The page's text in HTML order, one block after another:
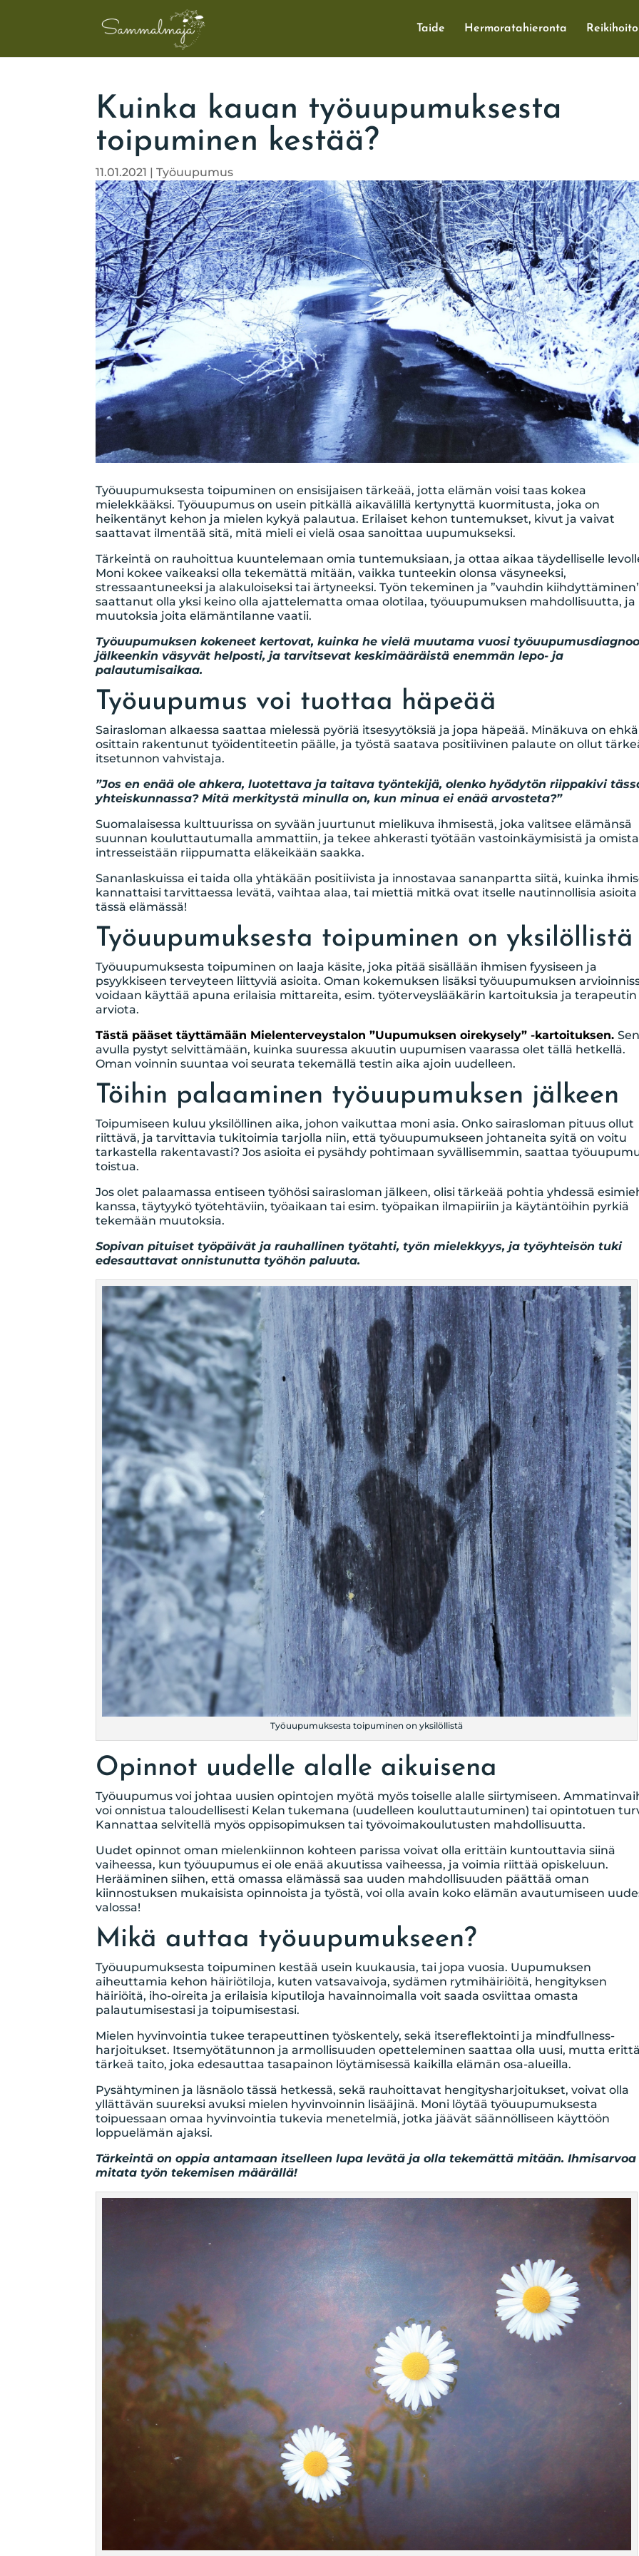
Taide Hermoratahieronta Reikihoito
Kuinka kauan työuupumuksesta
toipuminen kestää?
11.01.2021 |Työuupumus
Työuupumuksesta toipuminen on ensisijaisen tärkeää, jotta elämän voisi taas kokea
mielekkääksi. Työuupumus on usein pitkällä aikavälillä kertynyttä kuormitusta, joka on
heikentänyt kehon ja mielen kykyä palautua. Erilaiset kehon tuntemukset, kivut ja vaivat
saattavat ilmentää sitä, mitä mieli ei vielä osaa sanoittaa uupumukseksi.
Tärkeintä on rauhoittua kuuntelemaan omia tuntemuksiaan, ja ottaa aikaa täydelliselle
Moni kokee vaikeaksi olla tekemättä mitään, vaikka tunteekin olonsa väsyneeksi,
stressaantuneeksi ja alakuloiseksi tai ärtyneeksi. Työn tekeminen ja ”vauhdin
saattanut olla yksi keino olla ajattelematta omaa olotilaa, työuupumuksen mahdollisuutta, ja
muutoksia joita elämäntilanne vaatii.
Työuupumuksen kokeneet kertovat, kuinka he vielä muutama vuosi
jälkeenkin väsyvät helposti, ja tarvitsevat keskimääräistä enemmän lepo- ja
palautumisaikaa.
Työuupumus voi tuottaa häpeää
Sairasloman alkaessa saattaa mielessä pyöriä itsesyytöksiä ja jopa häpeää. Minäkuva on ehkä
osittain rakentunut työidentiteetin päälle, ja työstä saatava positiivinen palaute on ollut
itsetunnon vahvistaja.
”Jos en enää ole ahkera, luotettava ja taitava työntekijä, olenko hyödytön riippakivi
yhteiskunnassa? Mitä merkitystä minulla on, kun minua ei enää arvosteta?”
Suomalaisessa kulttuurissa on syvään juurtunut mielikuva ihmisestä, joka valitsee elämänsä
suunnan kouluttautumalla ammattiin, ja tekee ahkerasti työtään vastoinkäymisistä ja omista
intresseistään riippumatta eläkeikään saakka.
Sananlaskuissa ei taida olla yhtäkään positiivista ja innostavaa sananpartta siitä, kuinka
kannattaisi tarvittaessa levätä, vaihtaa alaa, tai miettiä mitkä ovat itselle nautinnollisia asioita
tässä elämässä!
Työuupumuksesta toipuminen on yksilöllistä
Työuupumuksesta toipuminen on laaja käsite, joka pitää sisällään ihmisen fyysiseen ja
psyykkiseen terveyteen liittyviä asioita. Oman kokemuksen lisäksi työuupumuksen
voidaan käyttää apuna erilaisia mittareita, esim. työterveyslääkärin kartoituksia ja terapeutin
arviota.
Tästä pääset täyttämään Mielenterveystalon ”Uupumuksen oirekysely” -kartoituksen. Sen
avulla pystyt selvittämään, kuinka suuressa akuutin uupumisen vaarassa olet tällä hetkellä.
Oman voinnin suuntaa voi seurata tekemällä testin aika ajoin uudelleen.
Töihin palaaminen työuupumuksen jälkeen
Toipumiseen kuluu yksilöllinen aika, johon vaikuttaa moni asia. Onko sairasloman pituus ollut
riittävä, ja tarvittavia tukitoimia tarjolla niin, että työuupumukseen johtaneita syitä on voitu
tarkastella rakentavasti? Jos asioita ei pysähdy pohtimaan syvällisemmin, saattaa
toistua.
Jos olet palaamassa entiseen työhösi sairasloman jälkeen, olisi tärkeää pohtia yhdessä
kanssa, täytyykö työtehtäviin, työaikaan tai esim. työpaikan ilmapiiriin ja käytäntöihin pyrkiä
tekemään muutoksia.
Sopivan pituiset työpäivät ja rauhallinen työtahti, työn mielekkyys, ja työyhteisön tuki
edesauttavat onnistunutta työhön paluuta.
Työuupumuksesta toipuminen on yksilöllistä
Opinnot uudelle alalle aikuisena
Työuupumus voi johtaa uusien opintojen myötä myös toiselle alalle siirtymiseen.
voi onnistua taloudellisesti Kelan tukemana (uudelleen kouluttautuminen) tai opintotuen
Kannattaa selvitellä myös oppisopimuksen tai työvoimakoulutusten mahdollisuutta.
Uudet opinnot oman mielenkiinnon kohteen parissa voivat olla erittäin kuntouttavia siinä
vaiheessa, kun työuupumus ei ole enää akuutissa vaiheessa, ja voimia riittää opiskeluun.
Herääminen siihen, että omassa elämässä saa uuden mahdollisuuden päättää oman
kiinnostuksen mukaisista opinnoista ja työstä, voi olla avain koko elämän avautumiseen
valossa!
Mikä auttaa työuupumukseen?
Työuupumuksesta toipuminen kestää usein kuukausia, tai jopa vuosia. Uupumuksen
aiheuttamia kehon häiriötiloja, kuten vatsavaivoja, sydämen rytmihäiriöitä, hengityksen
häiriöitä, iho-oireita ja erilaisia kiputiloja havainnoimalla voit saada osviittaa omasta
palautumisestasi ja toipumisestasi.
Mielen hyvinvointia tukee terapeuttinen työskentely, sekä itsereflektointi ja mindfullness-
harjoitukset. Itsemyötätunnon ja armollisuuden opetteleminen saattaa olla uusi, mutta
tärkeä taito, joka edesauttaa tasapainon löytämisessä kaikilla elämän osa-alueilla.
Pysähtyminen ja läsnäolo tässä hetkessä, sekä rauhoittavat hengitysharjoitukset, voivat olla
yllättävän suureksi avuksi mielen hyvinvoinnin lisääjinä. Moni löytää työuupumuksesta
toipuessaan omaa hyvinvointia tukevia menetelmiä, jotka jäävät säännölliseen käyttöön
loppuelämän ajaksi.
Tärkeintä on oppia antamaan itselleen lupa levätä ja olla tekemättä mitään. Ihmisarvoa
mitata työn tekemisen määrällä!